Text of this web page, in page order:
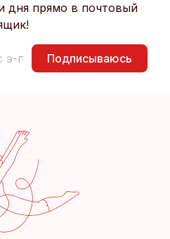
дня прямо в почтовый
Подписываюсь